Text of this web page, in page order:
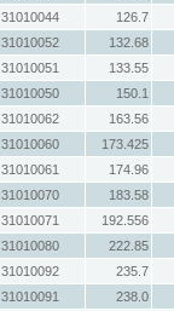
31010044
126.7
31010052
132.68
31010051
133.55
31010050
150.1
31010062
163.56
31010060
173.425
31010061
174.96
31010070
183.58
31010071
192.556
31010080
222.85
31010092
235.7
31010091
238.0